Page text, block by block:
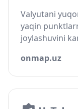
Valyutani
yaqin
joylashuvini
onmap.uz